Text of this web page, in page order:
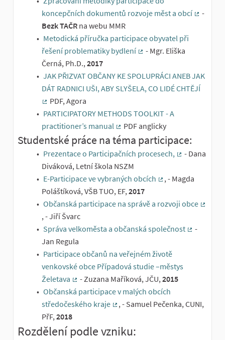
koncepčních dokumentů rozvoje měst a obcí
-
Bezk TAČR na webu MMR
Metodická příručka participace obyvatel při
řešení problematiky bydlení
- Mgr. Eliška
Černá, Ph.D.,2017
JAK PŘIZVAT OBČANY KE SPOLUPRÁCI ANEB JAK
DÁT RADNICI UŠI, ABY SLYŠELA, CO LIDÉ CHTĚJÍ
(Externí odkaz)
PDF, Agora
PARTICIPATORY METHODS TOOLKIT - A
practitioner’s manual
(Externí odkaz)
PDF anglicky
Studentské práce na téma participace:
Prezentace o Participačních procesech,
- Dana
Diváková, Letní škola NSZM
E-Participace ve vybraných obcích
, - Magda
Poláštíková, VŠB TUO, EF,2017
Občanská participace na správě a rozvoji obce
, - Jiří Švarc
Správa velkoměsta a občanská společnost
-
Jan Regula
Participace občanů na veřejném životě
venkovské obce Případová studie –městys
Želetava
(Externí odkaz)
- Zuzana Maříková, JČU,2015
Občanská participace v malých obcích
středočeského kraje
, - Samuel Pečenka, CUNI,
PřF,2018
Rozdělení podle vzniku: